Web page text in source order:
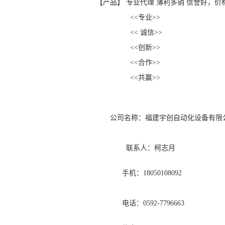
【产品】 专业代理 薄利多销 信誉好，价格
<<专业>>
<< 诚信>>
<<创新>>
<<合作>>
<<共赢>>
公司名称：福建宇创自动化设备有限
联系人：柯志月
手机：18050108092
电话：0592-7796663